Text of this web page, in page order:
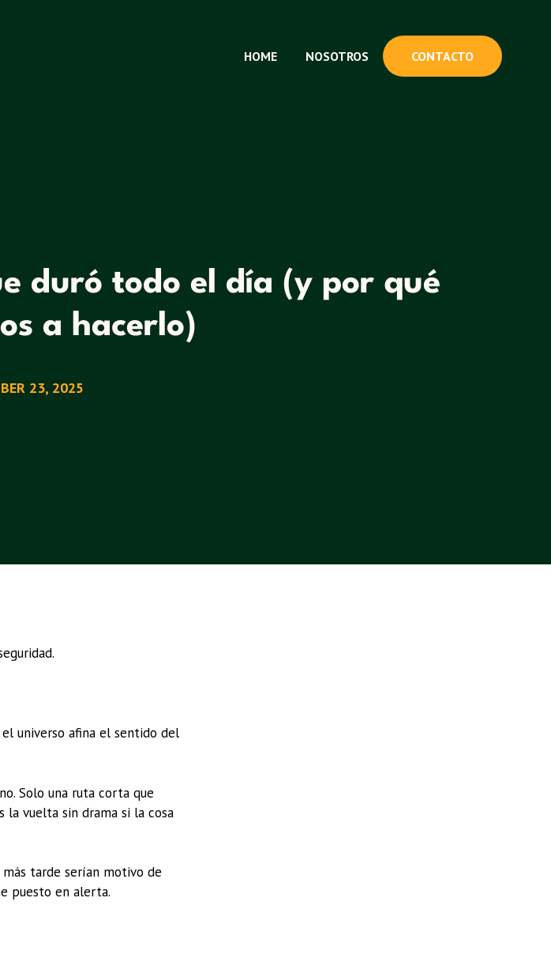
HOME NOSOTROS CONTACTO
duró todo el día (y por qué
a hacerlo)
23, 2025
universo afina el sentido del
Solo una ruta corta que
la vuelta sin drama si la cosa
más tarde serían motivo de
puesto en alerta.